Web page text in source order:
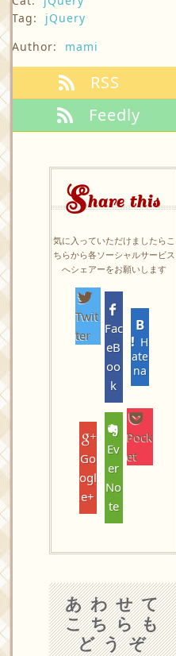
Tag:
jQuery
Author:
mami
RSS
Feedly
Share this
気に入っていただけましたらこ
ちらから各ソーシャルサービス
へシェアーをお願いします
Twit
ter
Fac
eB
oo
k
H
ate
na
Go
ogl
e+
Ev
er
No
te
Pock
et
あわせて
こちらも
どうぞ